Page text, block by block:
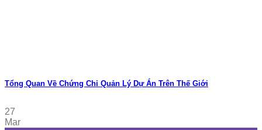
Tổng Quan Về Chứng Chỉ Quản Lý Dự Án Trên Thế Giới
27
Mar